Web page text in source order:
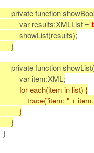
private function
var results:XMLList =
showList(results);
}
private function
var item:XML;
for each(item in list) {
trace("item: " +
}
}
}